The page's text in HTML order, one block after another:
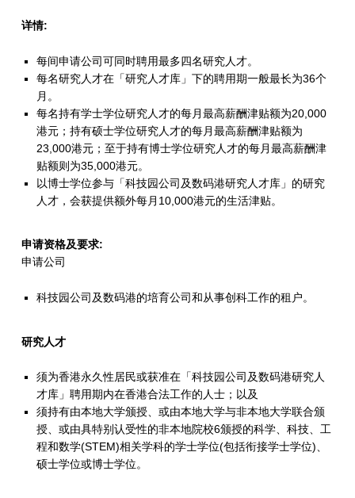
P
C
)
（
适
用
于
香
港
科
园
公
司
及
香
详情:
每间申请公司可同时聘用最多四名研究人才。
每名研究人才在「研究人才库」下的聘用期一般最长为36个
月。
每名持有学士学位研究人才的每月最高薪酬津贴额为20,000
港元；持有硕士学位研究人才的每月最高薪酬津贴额为
23,000港元；至于持有博士学位研究人才的每月最高薪酬津
贴额则为35,000港元。
以博士学位参与「科技园公司及数码港研究人才库」的研究
人才，会获提供额外每月10,000港元的生活津贴。
申请资格及要求:
申请公司
科技园公司及数码港的培育公司和从事创科工作的租户。
研究人才
须为香港永久性居民或获准在「科技园公司及数码港研究人
才库」聘用期内在香港合法工作的人士；以及
须持有由本地大学颁授、或由本地大学与非本地大学联合颁
授、或由具特别认受性的非本地院校6颁授的科学、科技、工
程和数学(STEM)相关学科的学士学位(包括衔接学士学位)、
硕士学位或博士学位。